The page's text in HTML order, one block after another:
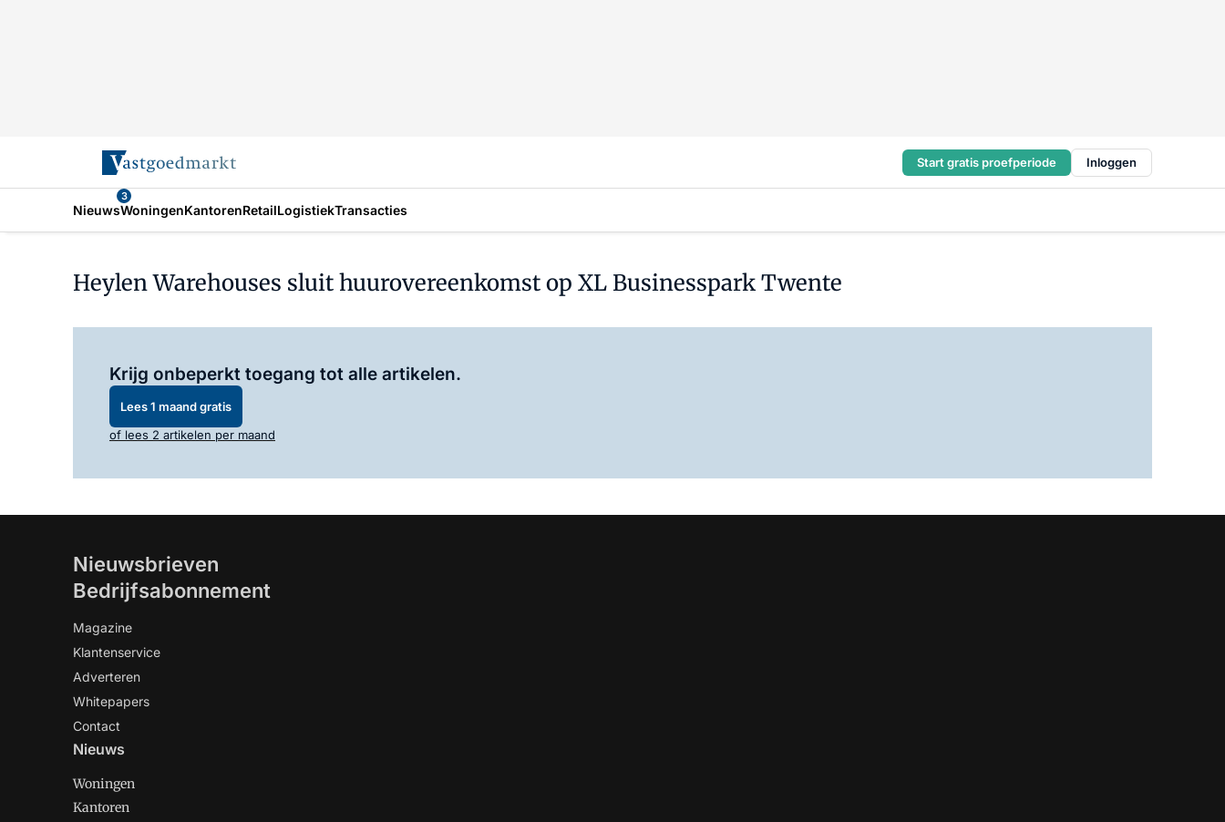
Start gratis proefperiode Inloggen
Nieuws
3
WoningenKantorenRetailLogistiekTransacties
Heylen Warehouses sluit huurovereenkomst op XL Businesspark Twente
Krijg onbeperkt toegang tot alle artikelen.
Lees 1 maand gratis
of lees 2 artikelen per maand
Nieuwsbrieven
Bedrijfsabonnement
Magazine
Klantenservice
Adverteren
Whitepapers
Contact
Nieuws
Woningen
Kantoren